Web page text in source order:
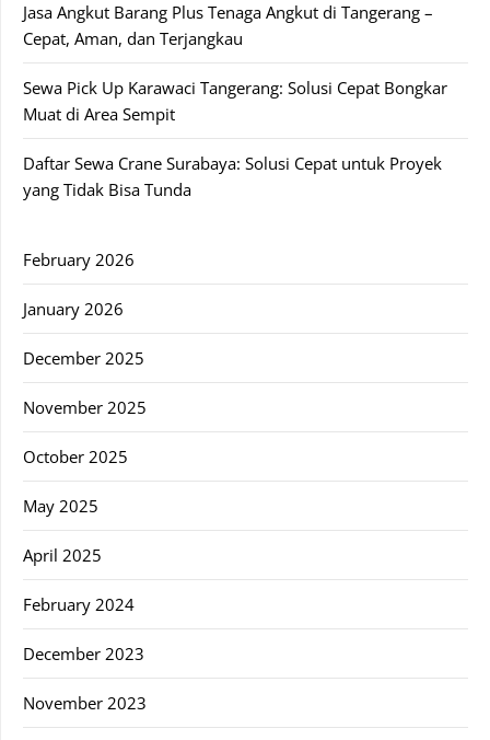
Jasa Angkut Barang Plus Tenaga Angkut di Tangerang –
Cepat, Aman, dan Terjangkau
Sewa Pick Up Karawaci Tangerang: Solusi Cepat Bongkar
Muat di Area Sempit
Daftar Sewa Crane Surabaya: Solusi Cepat untuk Proyek
yang Tidak Bisa Tunda
February 2026
January 2026
December 2025
November 2025
October 2025
May 2025
April 2025
February 2024
December 2023
November 2023